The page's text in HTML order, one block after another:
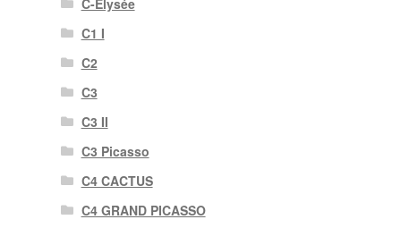
C1 I
C2
C3
C3 II
C3 Picasso
C4 CACTUS
C4 GRAND PICASSO